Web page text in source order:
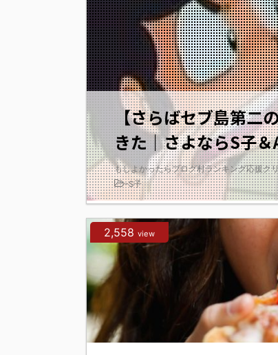
【さらばセブ島第二
きた｜さよならS子＆
もしよかったらブログ村ランキング応援ク
-S子
2,558 view